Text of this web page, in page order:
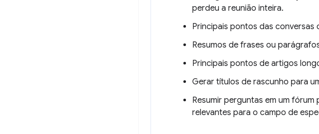
perdeu a reunião inteira.
Principais pontos das
Resumos de frases ou
Principais pontos de artigos
Gerar títulos de rascunho para
Resumir perguntas em um
relevantes para o campo de